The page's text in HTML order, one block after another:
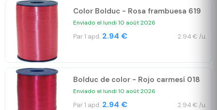
Color Bolduc - Rosa frambuesa 619
Enviado el lundi 10 août 2026
Par 1 apd. 2.94 € 2.94 € /u.
Bolduc de color - Rojo carmesí 018
Enviado el lundi 10 août 2026
Par 1 apd. 2.94 € 2.94 € /u.